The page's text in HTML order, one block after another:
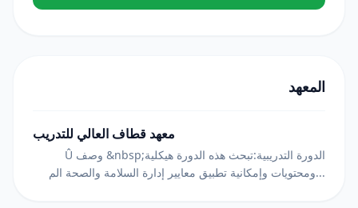
المعهد
معهد قطاف العالي للتدريب
Û وصف &nbsp;الدورة التدريبية:تبحث هذه الدورة هيكلية
ومحتويات وإمكانية تطبيق معايير إدارة السلامة والصحة الم...